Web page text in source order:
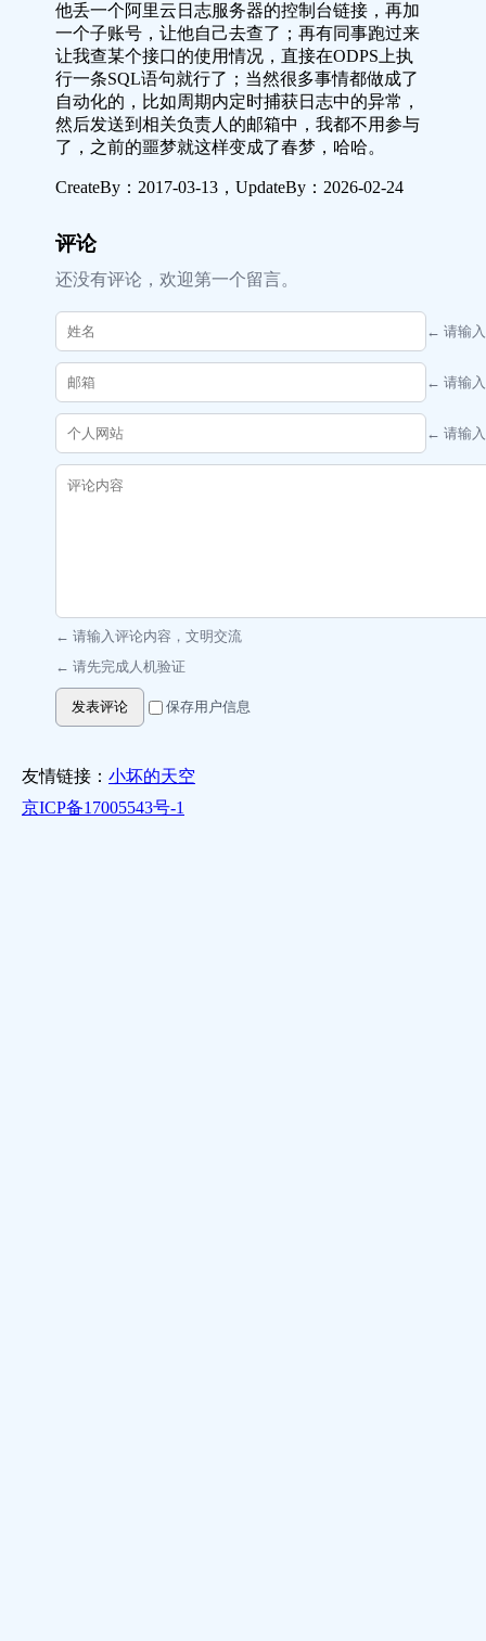
他丢一个阿里云日志服务器的控制台链接，再加
一个子账号，让他自己去查了；再有同事跑过来
让我查某个接口的使用情况，直接在ODPS上执
行一条SQL语句就行了；当然很多事情都做成了
自动化的，比如周期内定时捕获日志中的异常，
然后发送到相关负责人的邮箱中，我都不用参与
了，之前的噩梦就这样变成了春梦，哈哈。
CreateBy： 2017-03-13 ，UpdateBy： 2026-02-24
评论
还没有评论，欢迎第一个留言。
← 请输
← 请输
← 请输
← 请输入评论内容，文明交流
← 请先完成人机验证
发表评论 保存用户信息
友情链接： 小坏的天空
京ICP备17005543号-1